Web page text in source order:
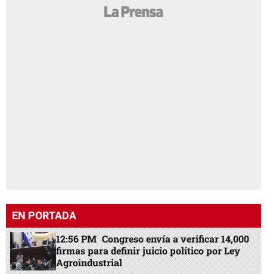
EN PORTADA
12:56 PM Congreso envía a verificar 14,000
firmas para definir juicio político por Ley
Agroindustrial